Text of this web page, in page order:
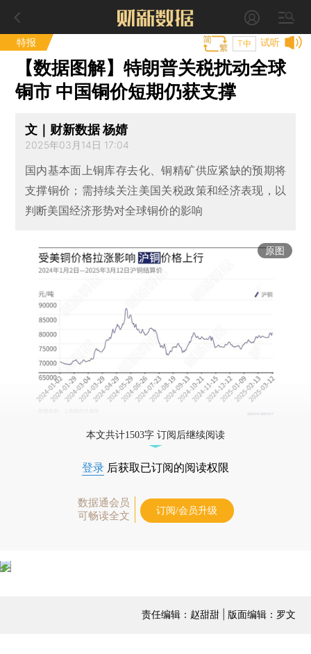
特报 试听
T中
【数据图解】特朗普关税扰动全球
铜市 中国铜价短期仍获支撑
文｜财新数据 杨婧
2025年03月14日 17:04
国内基本面上铜库存去化、铜精矿供应紧缺的预期将
支撑铜价；需持续关注美国关税政策和经济表现，以
判断美国经济形势对全球铜价的影响
原图
本文共计1503字 订阅后继续阅读
登录 后获取已订阅的阅读权限
数据通会员
可畅读全文
订阅/会员升级
责任编辑：赵甜甜 | 版面编辑：罗文